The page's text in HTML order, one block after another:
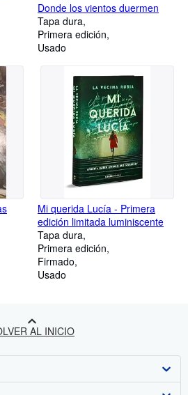
Donde los vientos duermen
Tapa dura
Primera edición
Usado
Mi querida Lucía - Primera
edición limitada luminiscente
Tapa dura
Primera edición
Firmado
Usado
AL INICIO